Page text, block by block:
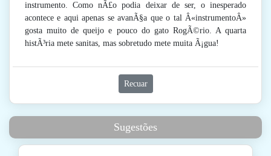
instrumento. Como nÃ£o podia deixar de ser, o inesperado
acontece e aqui apenas se avanÃ§a que o tal Â«instrumentoÂ»
gosta muito de queijo e pouco do gato RogÃ©rio. A quarta
histÃ³ria mete sanitas, mas sobretudo mete muita Ã¡gua!
Recuar
Sugestões